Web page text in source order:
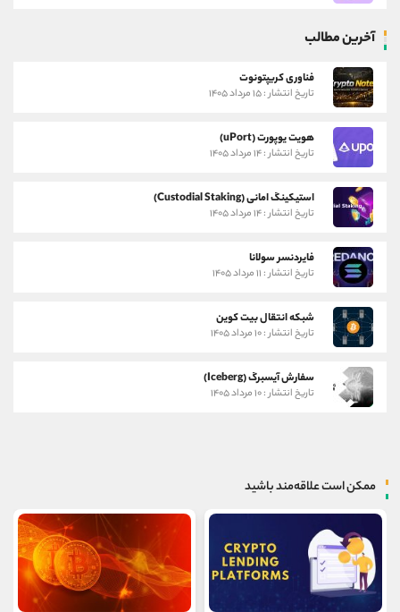
آخرین مطالب
فناوری کریپتونوت
تاریخ انتشار : ۱۵ مرداد ۱۴۰۵
هویت یوپورت (uPort)
تاریخ انتشار : ۱۴ مرداد ۱۴۰۵
استیکینگ امانی (Custodial Staking)
تاریخ انتشار : ۱۴ مرداد ۱۴۰۵
فایردنسر سولانا
تاریخ انتشار : ۱۱ مرداد ۱۴۰۵
شبکه انتقال بیت کوین
تاریخ انتشار : ۱۰ مرداد ۱۴۰۵
سفارش آیسبرگ (Iceberg)
تاریخ انتشار : ۱۰ مرداد ۱۴۰۵
ممکن است علاقه‌مند باشید